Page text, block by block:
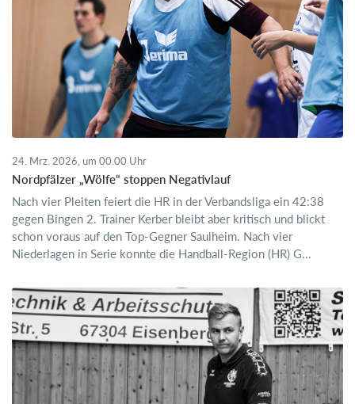
24. Mrz. 2026, um 00.00 Uhr
Nordpfälzer „Wölfe“ stoppen Negativlauf
Nach vier Pleiten feiert die HR in der Verbandsliga ein 42:38
gegen Bingen 2. Trainer Kerber bleibt aber kritisch und blickt
schon voraus auf den Top-Gegner Saulheim. Nach vier
Niederlagen in Serie konnte die Handball-Region (HR) G...